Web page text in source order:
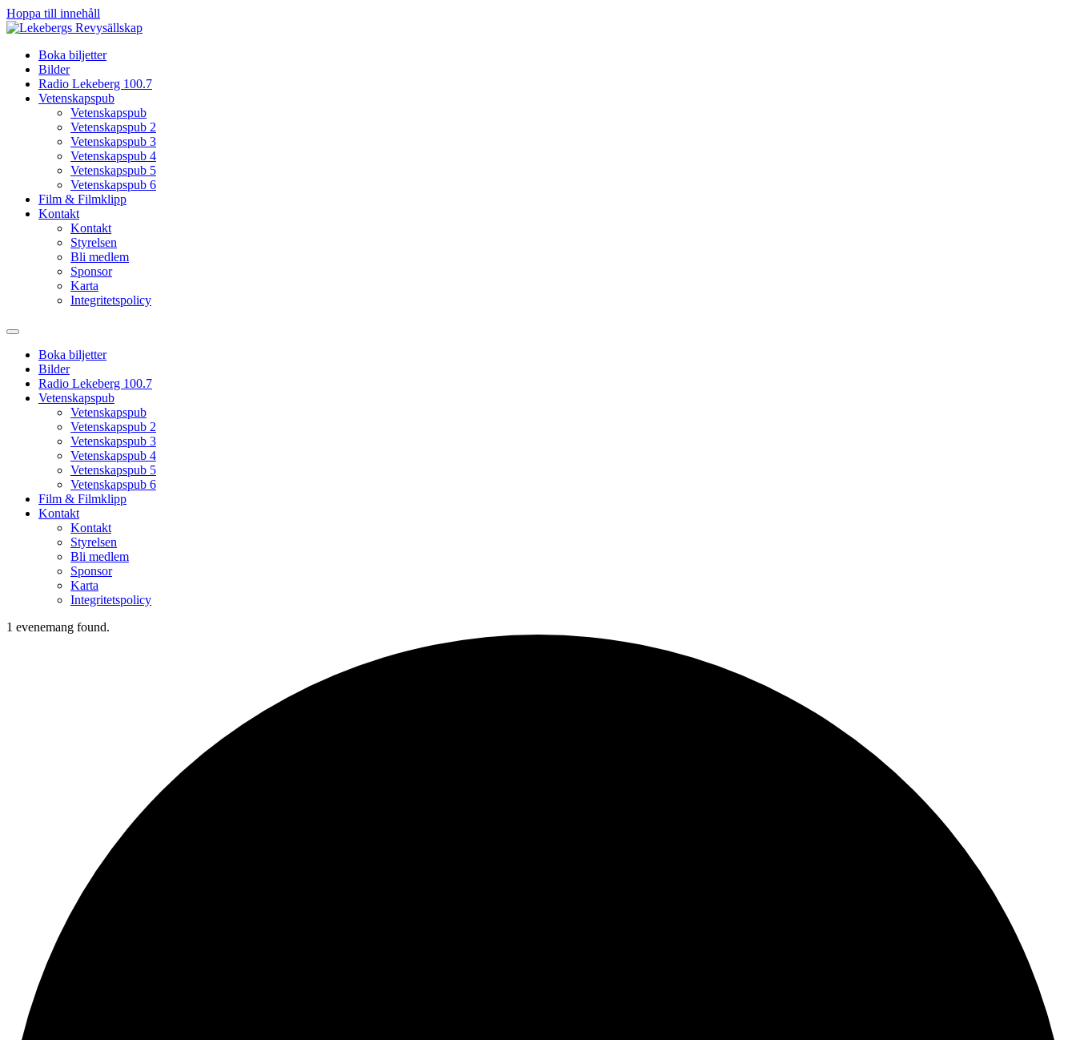
Hoppa till innehåll
Boka biljetter
Bilder
Radio Lekeberg 100.7
Vetenskapspub
Vetenskapspub
Vetenskapspub 2
Vetenskapspub 3
Vetenskapspub 4
Vetenskapspub 5
Vetenskapspub 6
Film & Filmklipp
Kontakt
Kontakt
Styrelsen
Bli medlem
Sponsor
Karta
Integritetspolicy
Boka biljetter
Bilder
Radio Lekeberg 100.7
Vetenskapspub
Vetenskapspub
Vetenskapspub 2
Vetenskapspub 3
Vetenskapspub 4
Vetenskapspub 5
Vetenskapspub 6
Film & Filmklipp
Kontakt
Kontakt
Styrelsen
Bli medlem
Sponsor
Karta
Integritetspolicy
1 evenemang found.